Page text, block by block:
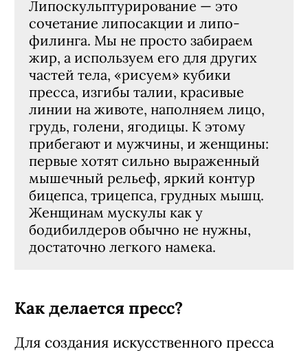
Липоскульптурирование — это
сочетание липосакции и липо-
филинга. Мы не просто забираем
жир, а используем его для других
частей тела, «рисуем» кубики
пресса, изгибы талии, красивые
линии на животе, наполняем лицо,
грудь, голени, ягодицы. К этому
прибегают и мужчины, и женщины:
первые хотят сильно выраженный
мышечный рельеф, яркий контур
бицепса, трицепса, грудных мышц.
Женщинам мускулы как у
бодибилдеров обычно не нужны,
достаточно легкого намека.
Как делается пресс?
Для создания искусственного пресса